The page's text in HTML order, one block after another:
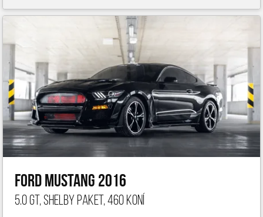
Ford Mustang 2016
5.0 GT, Shelby paket, 460 koní